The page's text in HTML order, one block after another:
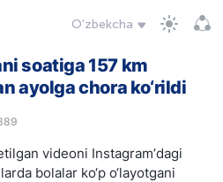
O'zbekcha
soatiga 157 km
ayolga chora ko‘rildi
videoni Instagramʼdagi
bolalar ko‘p o‘layotgani